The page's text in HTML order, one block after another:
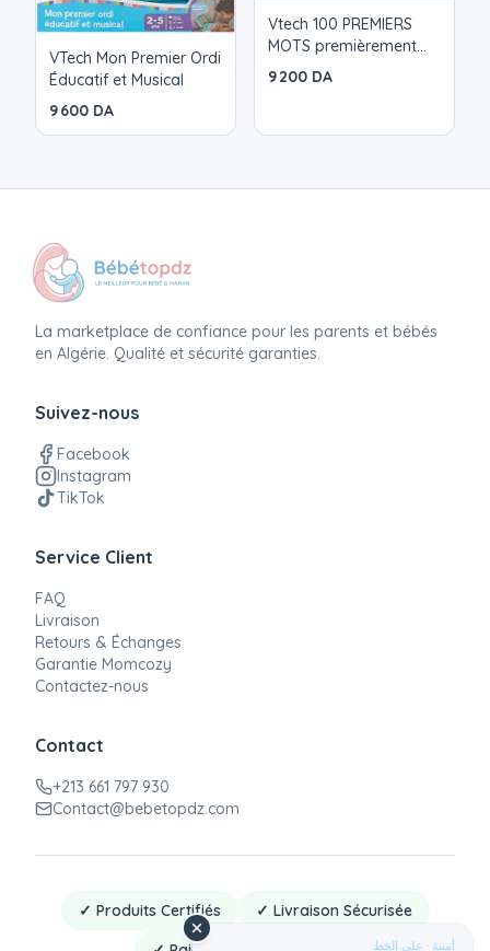
أمينة · على الخط
VTech Mon Premier Ordi
Éducatif et Musical
9 600 DA
Vtech 100 PREMIERS
MOTS premièrement
MON IMAGIER BILINGUE
9 200 DA
La marketplace de confiance pour les parents et bébés
en Algérie. Qualité et sécurité garanties.
Suivez-nous
Facebook
Instagram
TikTok
Service Client
FAQ
Livraison
Retours & Échanges
Garantie Momcozy
Contactez-nous
Contact
+213 661 797 930
Contact@bebetopdz.com
✓ Produits Certifiés
✓ Livraison Sécurisée